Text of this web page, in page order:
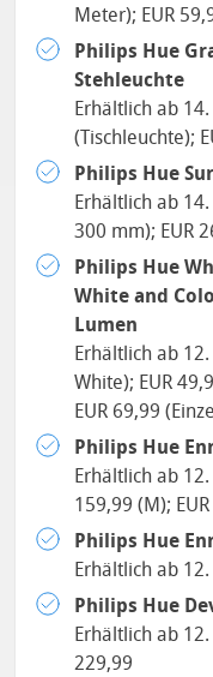
Meter); EUR
Philips Hue
Stehleuchte
Erhältlich ab
(Tischleuchte);
Philips Hue
Erhältlich ab
300 mm); EUR
Philips Hue
White and
Lumen
Erhältlich ab
White); EUR
EUR 69,99
Philips Hue
Erhältlich ab 12.
159,99 (M);
Philips Hue
Erhältlich ab
Philips Hue
Erhältlich ab 12.
229,99